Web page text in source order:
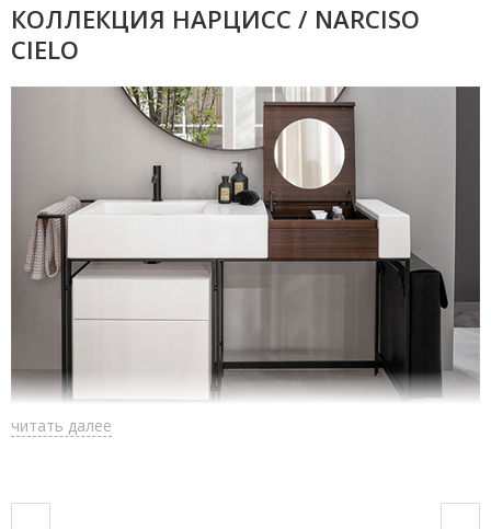
КОЛЛЕКЦИЯ НАРЦИСС / NARCISO
CIELO
читать далее